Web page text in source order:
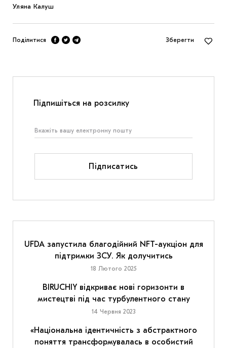
Уляна Калуш
Поділитися Зберегти
Підпишіться на розсилку
Підписатись
UFDA запустила благодійний NFT-аукціон для
підтримки ЗСУ. Як долучитись
18 Лютого 2025
BIRUCHIY відкриває нові горизонти в
мистецтві під час турбулентного стану
14 Червня 2023
«Національна ідентичність з абстрактного
поняття трансформувалась в особистий